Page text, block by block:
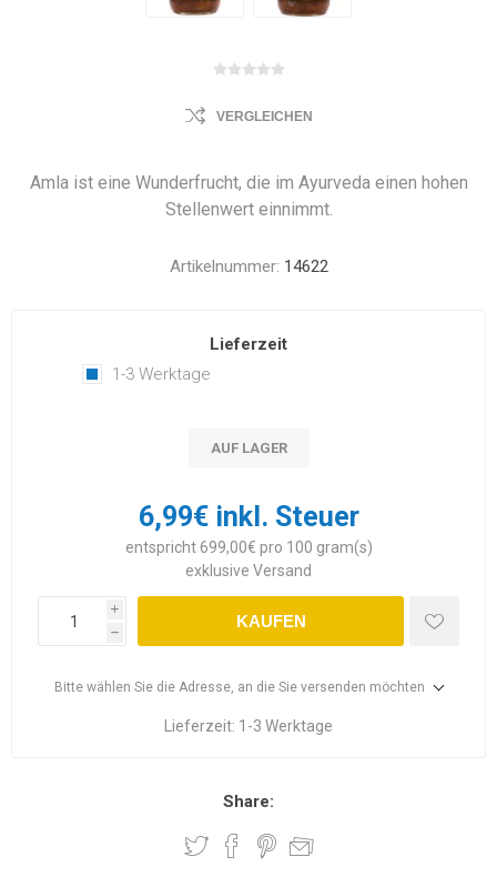
VERGLEICHEN
Amla ist eine Wunderfrucht, die im Ayurveda einen hohen
Stellenwert einnimmt.
Artikelnummer: 14622
Lieferzeit
1-3 Werktage
AUF LAGER
6,99€ inkl. Steuer
entspricht 699,00€ pro 100 gram(s)
exklusive Versand
i
h
KAUFEN
Bitte wählen Sie die Adresse, an die Sie versenden möchten
Lieferzeit: 1-3 Werktage
Share: